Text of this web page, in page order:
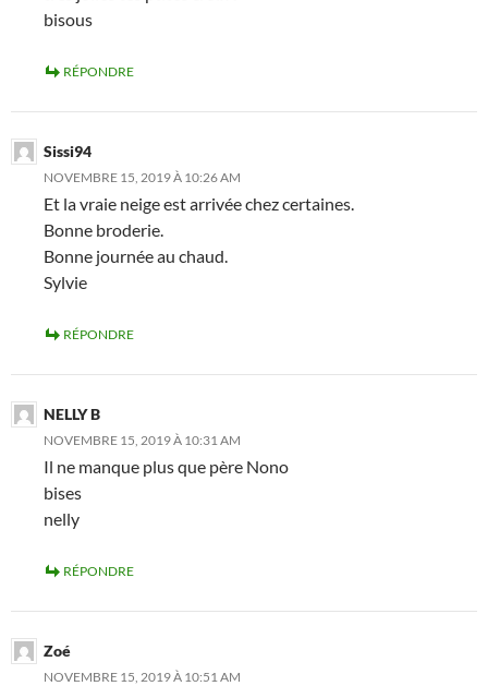
bisous
RÉPONDRE
Sissi94
NOVEMBRE 15, 2019 À 10:26 AM
Et la vraie neige est arrivée chez certaines.
Bonne broderie.
Bonne journée au chaud.
Sylvie
RÉPONDRE
NELLY B
NOVEMBRE 15, 2019 À 10:31 AM
Il ne manque plus que père Nono
bises
nelly
RÉPONDRE
Zoé
NOVEMBRE 15, 2019 À 10:51 AM